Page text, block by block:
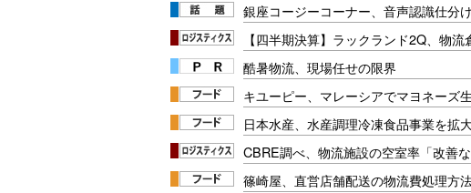
銀座コージーコーナー、音声認識仕分
【四半期決算】ラックランド2Q、物
酷暑物流、現場任せの限界
キユーピー、マレーシアでマヨネーズ
日本水産、水産調理冷凍食品事業を拡
CBRE調べ、物流施設の空室率「改善
篠崎屋、直営店舗配送の物流費処理方